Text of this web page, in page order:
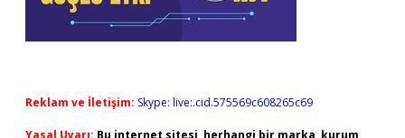
Reklam ve İletişim: Skype: live:.cid.575569c608265c69
Yasal Uyarı: Bu internet sitesi, herhangi bir marka, kurum